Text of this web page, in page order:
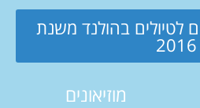
לטיולים בהולנד משנת
2016
מוזיאונים